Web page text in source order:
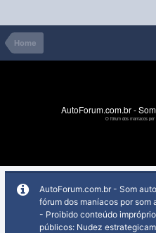
Home
AutoForum.com.br -
O fórum dos maníacos por
AutoForum.com.br - Som
fórum dos maníacos por
- Proibido conteúdo
públicos: Nudez